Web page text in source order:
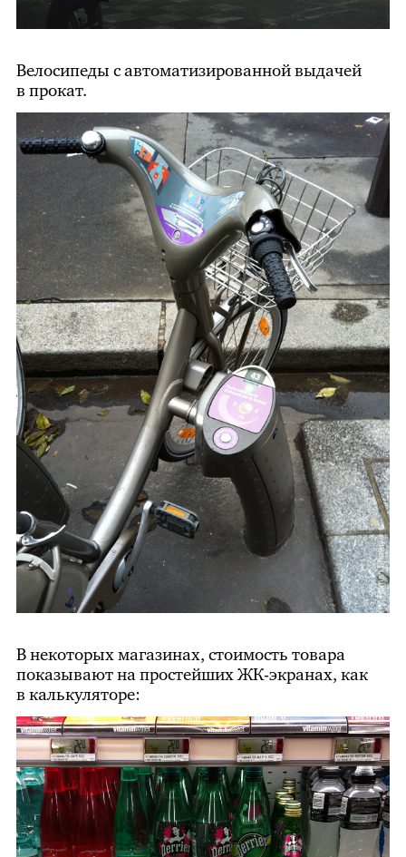
Велосипеды с автоматизированной выдачей
в прокат.
В некоторых магазинах, стоимость товара
показывают на простейшихЖК-экранах, как
в калькуляторе: